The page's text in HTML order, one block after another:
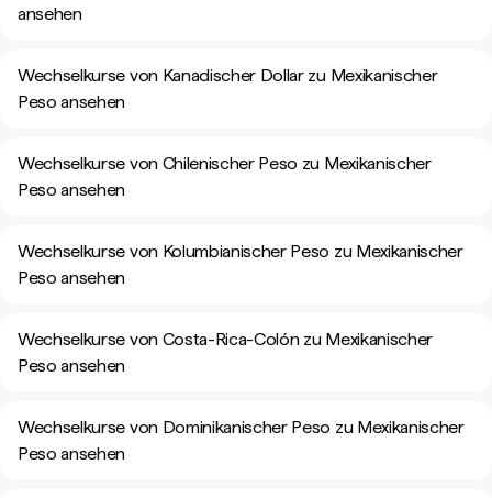
ansehen
Wechselkurse von Kanadischer Dollar zu Mexikanischer
Peso ansehen
Wechselkurse von Chilenischer Peso zu Mexikanischer
Peso ansehen
Wechselkurse von Kolumbianischer Peso zu Mexikanischer
Peso ansehen
Wechselkurse von Costa-Rica-Colón zu Mexikanischer
Peso ansehen
Wechselkurse von Dominikanischer Peso zu Mexikanischer
Peso ansehen